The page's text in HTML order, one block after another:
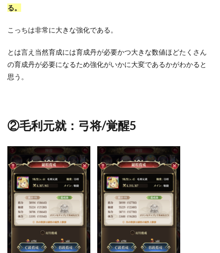
る。
こっちは非常に大きな強化である。
とは言え当然育成には育成丹が必要かつ大きな数値ほどたくさん
の育成丹が必要になるため強化がいかに大変であるかがわかると
思う。
②毛利元就：弓将/覚醒5